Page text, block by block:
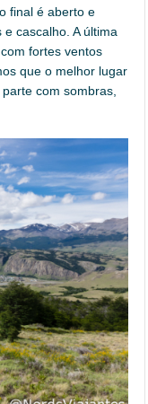
final é aberto e
cascalho. A última
fortes ventos
que o melhor lugar
com sombras,